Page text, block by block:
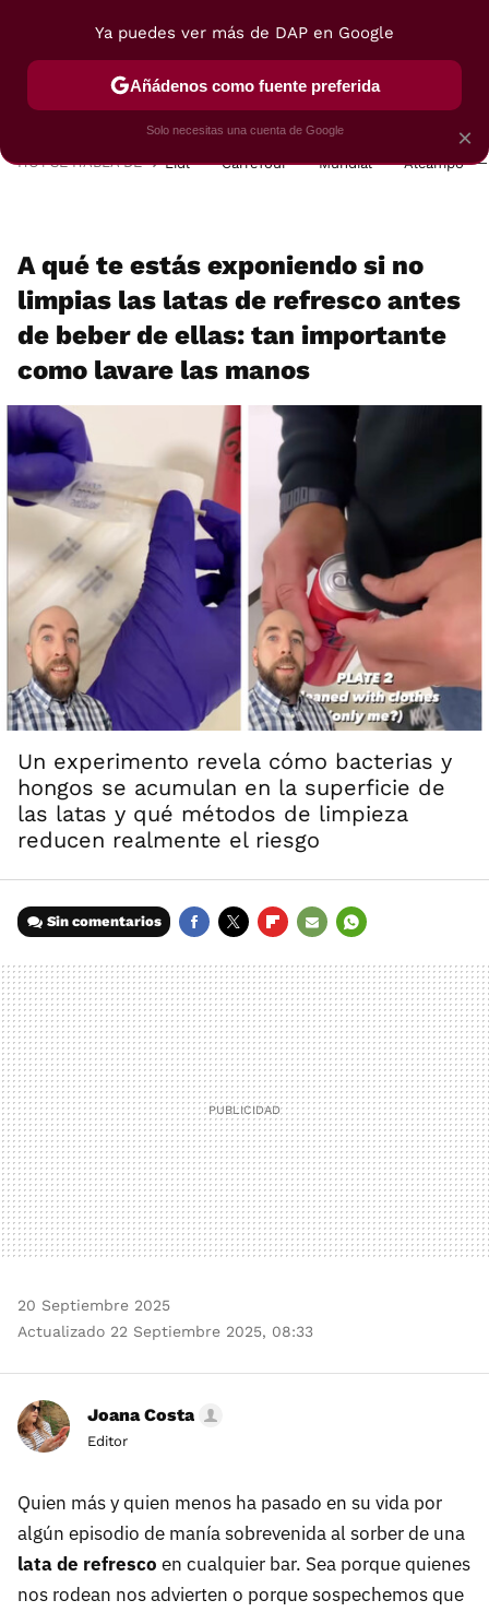
POSTRES VIAJES SELECCIÓN VEGUI
HOY SE HABLA DE Lidl Carrefour Mundial Alcampo
A qué te estás exponiendo si no
limpias las latas de refresco antes
de beber de ellas: tan importante
como lavare las manos
Un experimento revela cómo bacterias y
hongos se acumulan en la superficie de
las latas y qué métodos de limpieza
reducen realmente el riesgo
Sin comentarios
MAIL
20 Septiembre 2025
Actualizado 22 Septiembre 2025, 08:33
Joana Costa
Editor
Quien más y quien menos ha pasado en su vida por
algún episodio de manía sobrevenida al sorber de una
lata de refresco en cualquier bar. Sea porque quienes
nos rodean nos advierten o porque sospechemos que
×
Ya puedes ver más de DAP en Google
Añádenos como fuente preferida
Solo necesitas una cuenta de Google